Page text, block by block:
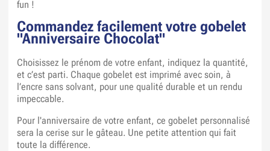
fun !
Commandez facilement votre gobelet
"Anniversaire Chocolat"
Choisissez le prénom de votre enfant, indiquez la quantité,
et c’est parti. Chaque gobelet est imprimé avec soin, à
l’encre sans solvant, pour une qualité durable et un rendu
impeccable.
Pour l'anniversaire de votre enfant, ce gobelet personnalisé
sera la cerise sur le gâteau. Une petite attention qui fait
toute la différence.